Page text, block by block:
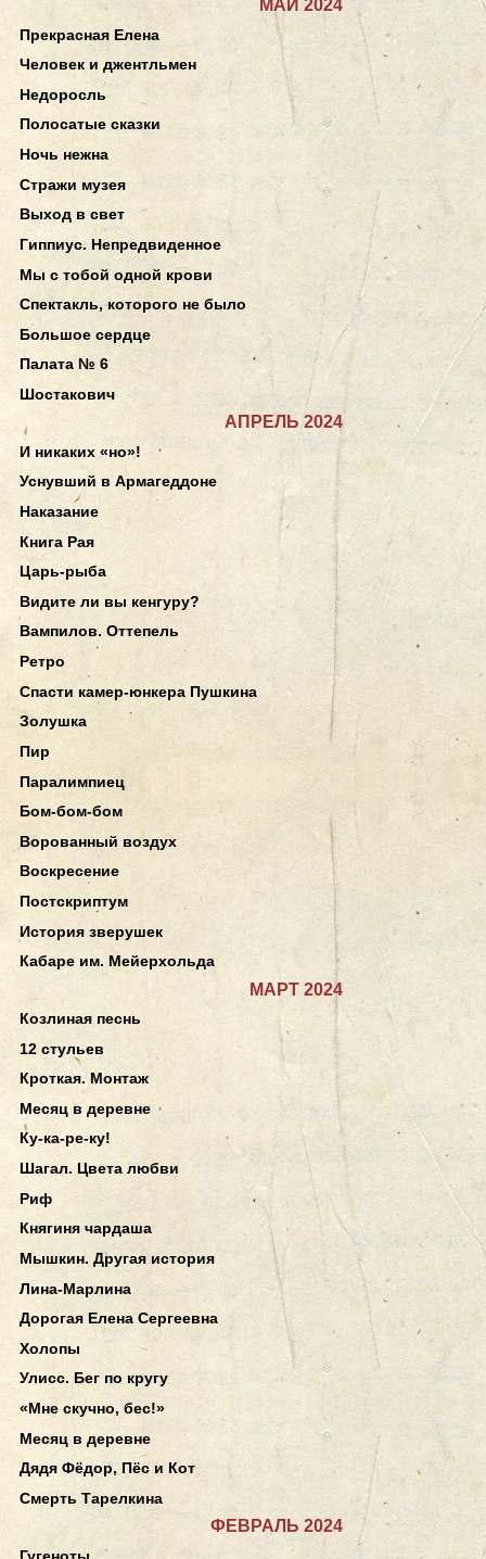
МАЙ 2024
Прекрасная Елена
Человек и джентльмен
Недоросль
Полосатые сказки
Ночь нежна
Стражи музея
Выход в свет
Гиппиус. Непредвиденное
Мы с тобой одной крови
Спектакль, которого не было
Большое сердце
Палата № 6
Шостакович
АПРЕЛЬ 2024
И никаких «но»!
Уснувший в Армагеддоне
Наказание
Книга Рая
Царь-рыба
Видите ли вы кенгуру?
Вампилов. Оттепель
Ретро
Спасти камер-юнкера Пушкина
Золушка
Пир
Паралимпиец
Бом-бом-бом
Ворованный воздух
Воскресение
Постскриптум
История зверушек
Кабаре им. Мейерхольда
МАРТ 2024
Козлиная песнь
12 стульев
Кроткая. Монтаж
Месяц в деревне
Ку-ка-ре-ку!
Шагал. Цвета любви
Риф
Княгиня чардаша
Мышкин. Другая история
Лина-Марлина
Дорогая Елена Сергеевна
Холопы
Улисс. Бег по кругу
«Мне скучно, бес!»
Месяц в деревне
Дядя Фёдор, Пёс и Кот
Смерть Тарелкина
ФЕВРАЛЬ 2024
Гугеноты